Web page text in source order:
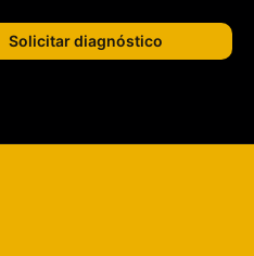
Solicitar diagnóstico